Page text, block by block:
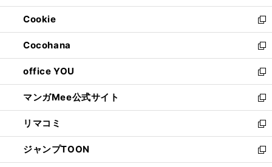
開
く
ウ
で
開
く
ン
ド
ウ
で
開
く
ウ
ィ
ン
ド
ウ
で
開
く
Cookie
新
し
い
ウ
ィ
ン
ド
ウ
で
開
く
Cocohana
新
し
い
ウ
ィ
ン
ド
ウ
で
開
office YOU
新
し
い
ウ
ィ
ン
ド
ウ
マンガMee公式サイト
新
し
い
ウ
ィ
ン
リマコミ
新
し
い
ウ
ジャンプTOON
新
し